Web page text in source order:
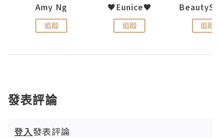
Amy Ng
追蹤
♥Eunice♥
追蹤 追蹤
發表評論
登入發表評論